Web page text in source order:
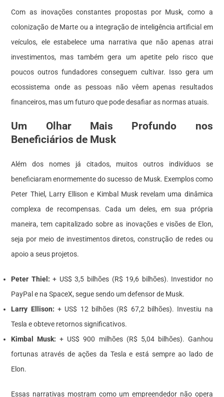
Com as inovações constantes propostas por Musk, como a
colonização de Marte ou a integração de inteligência artificial em
veículos, ele estabelece uma narrativa que não apenas atrai
investimentos, mas também gera um apetite pelo risco que
poucos outros fundadores conseguem cultivar. Isso gera um
ecossistema onde as pessoas não vêem apenas resultados
financeiros, mas um futuro que pode desafiar as normas atuais.
Um Olhar Mais Profundo nos
Beneficiários de Musk
Além dos nomes já citados, muitos outros indivíduos se
beneficiaram enormemente do sucesso de Musk. Exemplos como
Peter Thiel, Larry Ellison e Kimbal Musk revelam uma dinâmica
complexa de recompensas. Cada um deles, em sua própria
maneira, tem capitalizado sobre as inovações e visões de Elon,
seja por meio de investimentos diretos, construção de redes ou
apoio a seus projetos.
Peter Thiel: + US$ 3,5 bilhões (R$ 19,6 bilhões). Investidor no
PayPal e na SpaceX, segue sendo um defensor de Musk.
Larry Ellison: + US$ 12 bilhões (R$ 67,2 bilhões). Investiu na
Tesla e obteve retornos significativos.
Kimbal Musk: + US$ 900 milhões (R$ 5,04 bilhões). Ganhou
fortunas através de ações da Tesla e está sempre ao lado de
Elon.
Essas narrativas mostram como um empreendedor não opera